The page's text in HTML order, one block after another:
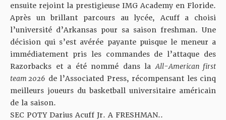
ensuite rejoint la prestigieuse IMG Academy en Floride.
Après un brillant parcours au lycée, Acuff a choisi
l’université d’Arkansas pour sa saison freshman. Une
décision qui s’est avérée payante puisque le meneur a
immédiatement pris les commandes de l’attaque des
Razorbacks et a été nommé dans la All-American first
team 2026 de l’Associated Press, récompensant les cinq
meilleurs joueurs du basketball universitaire américain
de la saison.
SEC POTY Darius Acuff Jr. A FRESHMAN..